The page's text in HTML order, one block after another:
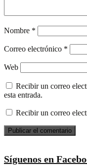
Nombre *
Correo electrónico *
Web
Recibir un correo
esta entrada.
Recibir un correo
Síguenos en